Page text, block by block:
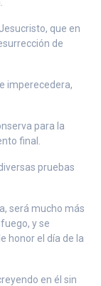
que en
de
imperecedera,
para la
final.
pruebas
será mucho más
y se
honor el día de la
en él sin